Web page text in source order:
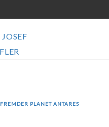
FREMDER PLANET ANTARES